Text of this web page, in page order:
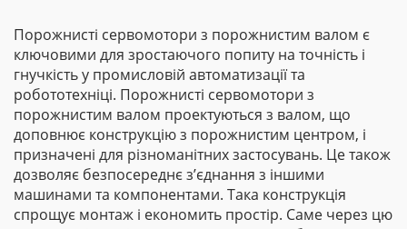
Порожнисті сервомотори з порожнистим валом є
ключовими для зростаючого попиту на точність і
гнучкість у промисловій автоматизації та
робототехніці. Порожнисті сервомотори з
порожнистим валом проектуються з валом, що
доповнює конструкцію з порожнистим центром, і
призначені для різноманітних застосувань. Це також
дозволяє безпосереднє з’єднання з іншими
машинами та компонентами. Така конструкція
спрощує монтаж і економить простір. Саме через цю